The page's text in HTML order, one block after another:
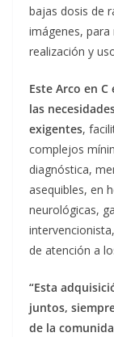
bajas dosis de
imágenes,
realización y
Este Arco en
las
exigentes,
complejos
diagnóstica,
asequibles, en
neurológicas,
de atención a
“Esta
juntos,
de la